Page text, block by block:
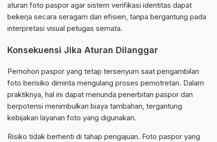
aturan foto paspor agar sistem verifikasi identitas dapat
bekerja secara seragam dan efisien, tanpa bergantung pada
interpretasi visual petugas semata.
Konsekuensi Jika Aturan Dilanggar
Pemohon paspor yang tetap tersenyum saat pengambilan
foto berisiko diminta mengulang proses pemotretan. Dalam
praktiknya, hal ini dapat menunda penerbitan paspor dan
berpotensi menimbulkan biaya tambahan, tergantung
kebijakan layanan foto yang digunakan.
Risiko tidak berhenti di tahap pengajuan. Foto paspor yang